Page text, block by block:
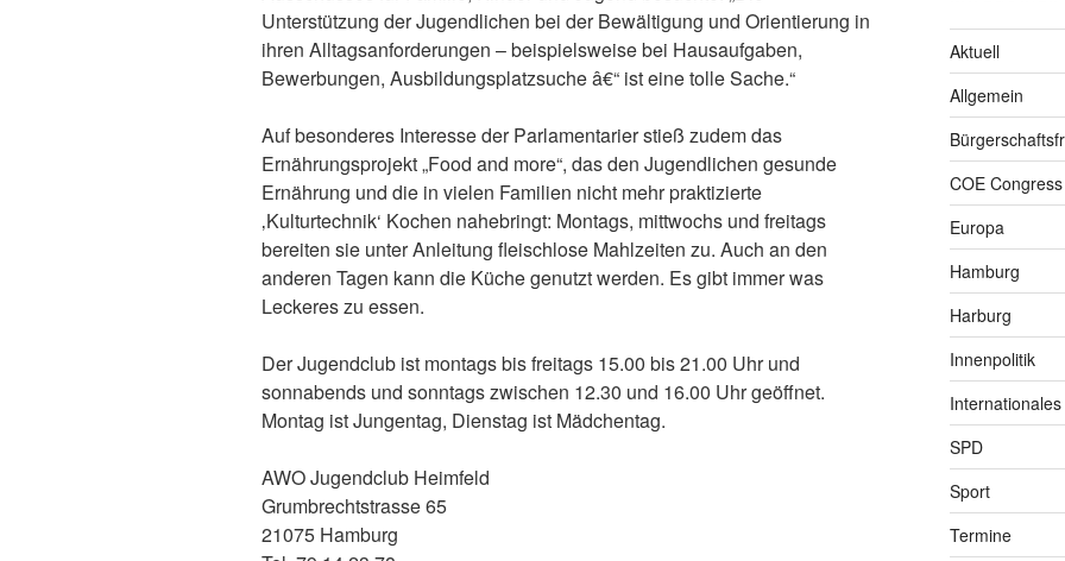
Unterstützung der Jugendlichen bei der Bewältigung und Orientierung in
ihren Alltagsanforderungen – beispielsweise bei Hausaufgaben,
Bewerbungen, Ausbildungsplatzsuche â€“ ist eine tolle Sache.“
Auf besonderes Interesse der Parlamentarier stieß zudem das
Ernährungsprojekt „Food and more“, das den Jugendlichen gesunde
Ernährung und die in vielen Familien nicht mehr praktizierte
‚Kulturtechnik‘ Kochen nahebringt: Montags, mittwochs und freitags
bereiten sie unter Anleitung fleischlose Mahlzeiten zu. Auch an den
anderen Tagen kann die Küche genutzt werden. Es gibt immer was
Leckeres zu essen.
Der Jugendclub ist montags bis freitags 15.00 bis 21.00 Uhr und
sonnabends und sonntags zwischen 12.30 und 16.00 Uhr geöffnet.
Montag ist Jungentag, Dienstag ist Mädchentag.
AWO Jugendclub Heimfeld
Grumbrechtstrasse 65
21075 Hamburg
Aktuell
Allgemein
COE Congress
Europa
Hamburg
Harburg
Innenpolitik
Internationales
SPD
Sport
Termine